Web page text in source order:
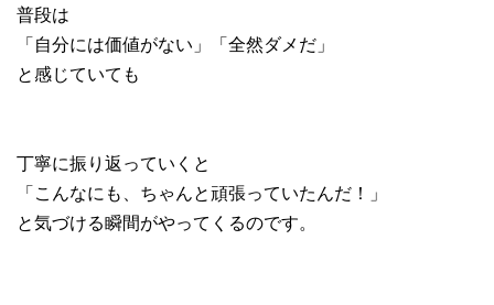
普段は
「自分には価値がない」「全然ダメだ」
と感じていても
丁寧に振り返っていくと
「こんなにも、ちゃんと頑張っていたんだ！」
と気づける瞬間がやってくるのです。